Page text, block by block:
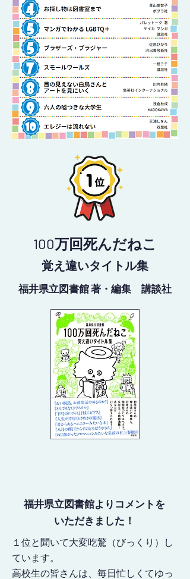
100万回死んだねこ
覚え違いタイトル集
福井県立図書館 著・編集 講談社
福井県立図書館よりコメントを
いただきました！
１位と聞いて大変吃驚（びっくり）し
ています。
高校生の皆さんは、毎日忙しくてゆっ